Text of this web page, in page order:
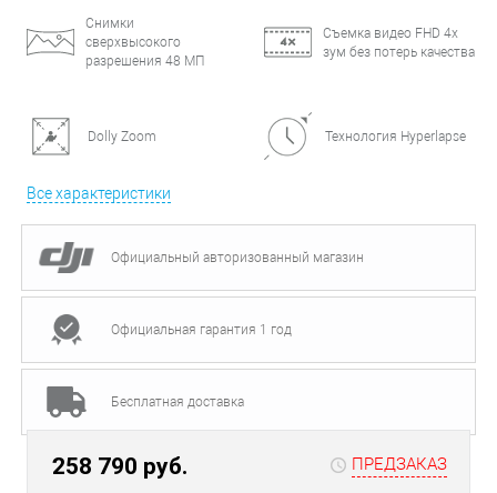
Снимки
сверхвысокого
разрешения 48 МП
Съемка видео FHD 4х
зум без потерь качества
Dolly Zoom Технология Hyperlapse
Все характеристики
Официальный авторизованный магазин
Официальная гарантия 1 год
Бесплатная доставка
258 790 руб. ПРЕДЗАКАЗ